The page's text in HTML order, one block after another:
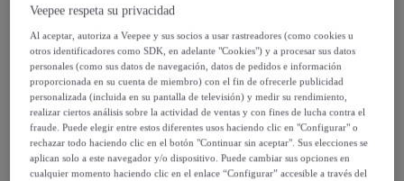
Entrega
Entrega desde4,95 €
Gratis desde 60 € de compra
Entrega: Entre el10/08y el13/08
Veepee respeta su privacidad
Al aceptar, autoriza a Veepee y sus socios a usar rastreadores (como cookies u
otros identificadores como SDK, en adelante "Cookies") y a procesar sus datos
personales (como sus datos de navegación, datos de pedidos e información
proporcionada en su cuenta de miembro) con el fin de ofrecerle publicidad
personalizada (incluida en su pantalla de televisión) y medir su rendimiento,
realizar ciertos análisis sobre la actividad de ventas y con fines de lucha contra el
fraude. Puede elegir entre estos diferentes usos haciendo clic en "Configurar" o
rechazar todo haciendo clic en el botón "Continuar sin aceptar". Sus elecciones se
aplican solo a este navegador y/o dispositivo. Puede cambiar sus opciones en
cualquier momento haciendo clic en el enlace “Configurar” accesible a través del